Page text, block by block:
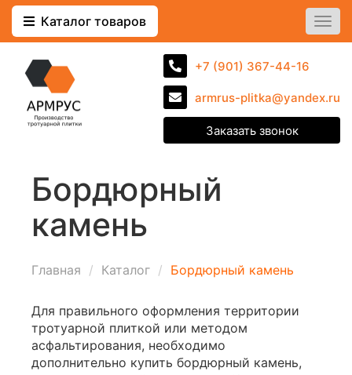
Каталог товаров
+7 (901) 367-44-16
armrus-plitka@yandex.ru
Заказать звонок
Бордюрный
камень
Главная Каталог Бордюрный камень
Для правильного оформления территории
тротуарной плиткой или методом
асфальтирования, необходимо
дополнительно купить бордюрный камень,